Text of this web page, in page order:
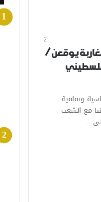
2
يوقعن/
وثقافية
مع الشعب